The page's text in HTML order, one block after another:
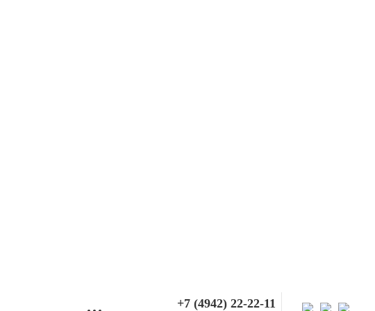
+7 (4942) 22-22-11